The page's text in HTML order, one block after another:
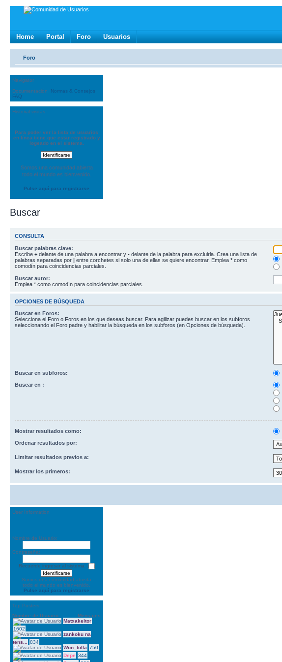
Home Portal Foro Usuarios
Foro
Navigator
Documentación
Normas & Consejos
FAQ
Historial visitas
Para poder ver la lista de usuarios
en línea tiene que estar registrado y
logeado en el sistema.
Somos una comunidad abierta
todo el mundo es bienvenido.
Pulse aquí para registrarse
Buscar
CONSULTA
Buscar palabras clave:
Escribe + delante de una palabra a encontrar y - delante de la palabra para excluirla. Crea una lista de
palabras separadas por | entre corchetes si solo una de ellas se quiere encontrar. Emplea * como
comodín para coincidencias parciales.
Buscar autor:
Emplea * como comodín para coincidencias parciales.
OPCIONES DE BÚSQUEDA
Buscar en Foros:
Selecciona el Foro o Foros en los que deseas buscar. Para agilizar puedes buscar en los subforos
seleccionando el Foro padre y habilitar la búsqueda en los subforos (en Opciones de búsqueda).
Buscar en subforos:
Buscar en :
Mostrar resultados como:
Ordenar resultados por:
Limitar resultados previos a:
Mostrar los primeros:
User Information
Nombre de Usuario:
Contraseña:
Recuerde ingresar al sistema
Somos una comunidad abierta
todo el mundo es bienvenido.
Pulse aquí para registrarse
Top Posters
Nombre de Usuario
Mensajes
Matxakeitor
1602
zankoku na
tens...
834
Won_tolla 750
Depe 344